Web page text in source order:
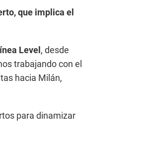
que implica el
Level , desde
trabajando con el
hacia Milán,
para dinamizar